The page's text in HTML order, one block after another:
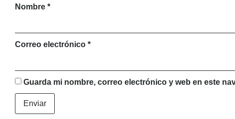
Nombre *
Correo electrónico *
Guarda mi nombre, correo electrónico y web en este